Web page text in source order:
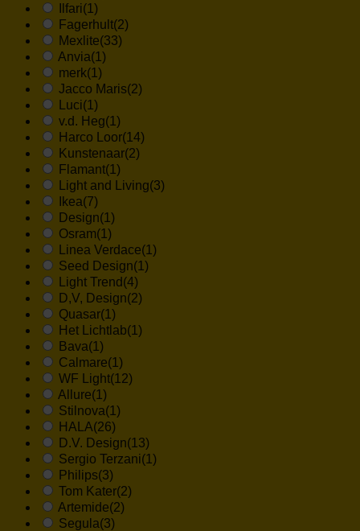
Ilfari(1)
Fagerhult(2)
Mexlite(33)
Anvia(1)
merk(1)
Jacco Maris(2)
Luci(1)
v.d. Heg(1)
Harco Loor(14)
Kunstenaar(2)
Flamant(1)
Light and Living(3)
Ikea(7)
Design(1)
Osram(1)
Linea Verdace(1)
Seed Design(1)
Light Trend (4)
D,V, Design(2)
Quasar(1)
Het Lichtlab(1)
Bava(1)
Calmare(1)
WF Light(12)
Allure(1)
Stilnova(1)
HALA(26)
D.V. Design(13)
Sergio Terzani(1)
Philips(3)
Tom Kater(2)
Artemide(2)
Segula(3)